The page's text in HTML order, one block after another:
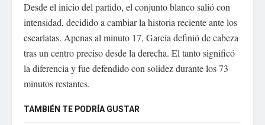
Desde el inicio del partido, el conjunto blanco salió con
intensidad, decidido a cambiar la historia reciente ante los
escarlatas. Apenas al minuto 17, García definió de cabeza
tras un centro preciso desde la derecha. El tanto significó
la diferencia y fue defendido con solidez durante los 73
minutos restantes.
TAMBIÉN TE PODRÍA GUSTAR